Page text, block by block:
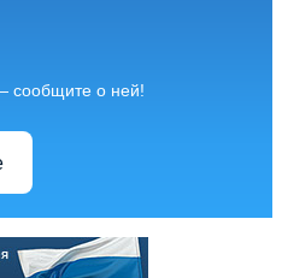
сообщите о ней!